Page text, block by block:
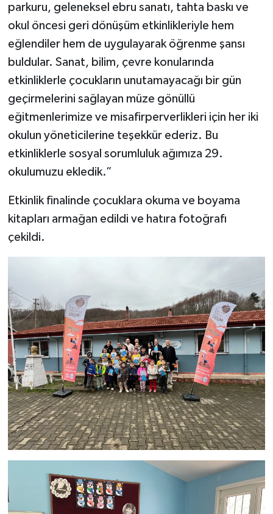
parkuru, geleneksel ebru sanatı, tahta baskı ve
okul öncesi geri dönüşüm etkinlikleriyle hem
eğlendiler hem de uygulayarak öğrenme şansı
buldular. Sanat, bilim, çevre konularında
etkinliklerle çocukların unutamayacağı bir gün
geçirmelerini sağlayan müze gönüllü
eğitmenlerimize ve misafirperverlikleri için her iki
okulun yöneticilerine teşekkür ederiz. Bu
etkinliklerle sosyal sorumluluk ağımıza 29.
okulumuzu ekledik.”
Etkinlik finalinde çocuklara okuma ve boyama
kitapları armağan edildi ve hatıra fotoğrafı
çekildi.